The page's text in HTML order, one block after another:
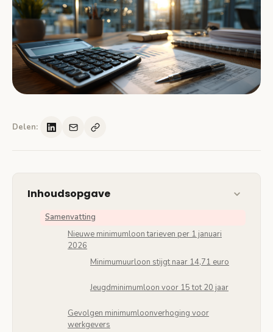
Delen:
Inhoudsopgave
Samenvatting
Nieuwe minimumloon tarieven per 1 januari
2026
Minimumuurloon stijgt naar 14,71 euro
Jeugdminimumloon voor 15 tot 20 jaar
Gevolgen minimumloonverhoging voor
werkgevers